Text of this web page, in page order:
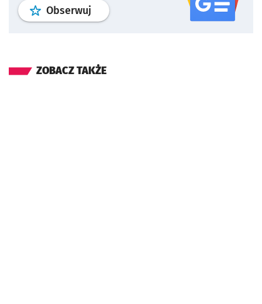
Obserwuj profil serwisu
ZOBACZ TAKŻE